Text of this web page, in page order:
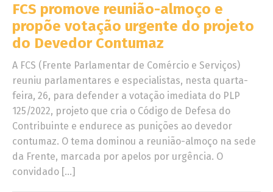
FCS promove reunião-almoço e
propõe votação urgente do projeto
do Devedor Contumaz
A FCS (Frente Parlamentar de Comércio e Serviços)
reuniu parlamentares e especialistas, nesta quarta-
feira, 26, para defender a votação imediata do PLP
125/2022, projeto que cria o Código de Defesa do
Contribuinte e endurece as punições ao devedor
contumaz. O tema dominou a reunião-almoço na sede
da Frente, marcada por apelos por urgência. O
convidado […]